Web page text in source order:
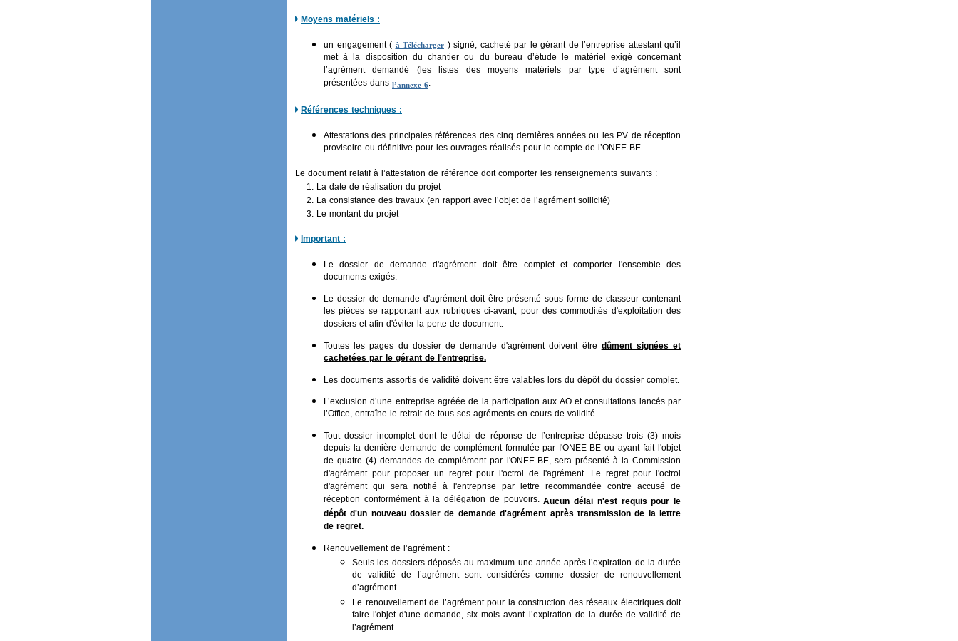
Moyens matériels :
un engagement ( à Télécharger ) signé, cacheté par le gérant de l’entreprise attestant qu’il
met à la disposition du chantier ou du bureau d’étude le matériel exigé concernant
l’agrément demandé (les listes des moyens matériels par type d’agrément sont
présentées dans l’annexe 6.
Références techniques :
Attestations des principales références des cinq dernières années ou les PV de réception
provisoire ou définitive pour les ouvrages réalisés pour le compte de l’ONEE-BE.
Le document relatif à l’attestation de référence doit comporter les renseignements suivants :
1. La date de réalisation du projet
2. La consistance des travaux (en rapport avec l’objet de l’agrément sollicité)
3. Le montant du projet
Important :
Le dossier de demande d'agrément doit être complet et comporter l'ensemble des
documents exigés.
Le dossier de demande d'agrément doit être présenté sous forme de classeur contenant
les pièces se rapportant aux rubriques ci-avant, pour des commodités d'exploitation des
dossiers et afin d'éviter la perte de document.
Toutes les pages du dossier de demande d'agrément doivent être dûment signées et
cachetées par le gérant de l'entreprise.
Les documents assortis de validité doivent être valables lors du dépôt du dossier complet.
L’exclusion d’une entreprise agréée de la participation aux AO et consultations lancés par
l’Office, entraîne le retrait de tous ses agréments en cours de validité.
Tout dossier incomplet dont le délai de réponse de I’entreprise dépasse trois (3) mois
depuis la demière demande de complément formulée par I'ONEE-BE ou ayant fait l'objet
de quatre (4) demandes de complément par l'ONEE-BE, sera présenté à la Commission
d'agrément pour proposer un regret pour l'octroi de l'agrément. Le regret pour l'octroi
d'agrément qui sera notifié à l'entreprise par lettre recommandée contre accusé de
réception conformément à la délégation de pouvoirs.Aucun délai n'est requis pour le
dépôt d'un nouveau dossier de demande d'agrément après transmission de la lettre
de regret.
Renouvellement de l’agrément :
Seuls les dossiers déposés au maximum une année après l’expiration de la durée
de validité de l’agrément sont considérés comme dossier de renouvellement
d’agrément.
Le renouvellement de l’agrément pour la construction des réseaux électriques doit
faire l'objet d'une demande, six mois avant l’expiration de la durée de validité de
l’agrément.